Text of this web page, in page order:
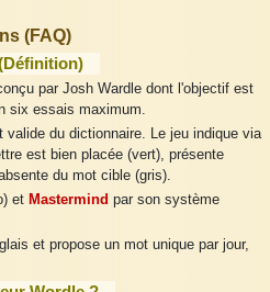
(FAQ)
par Josh Wardle dont l'objectif est
six essais maximum.
valide du dictionnaire. Le jeu indique via
est bien placée (vert), présente
du mot cible (gris).
et Mastermind par son système
et propose un mot unique par jour,